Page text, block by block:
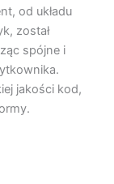
od układu
został
spójne i
jakości kod,